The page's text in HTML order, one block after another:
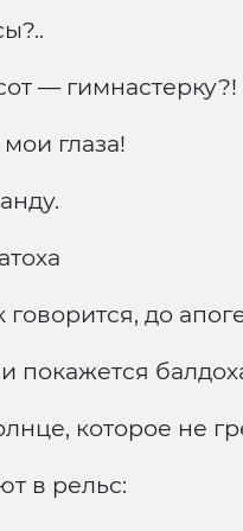
— гимнастерку?!
глаза!
говорится, до
покажется
которое не
в рельс: